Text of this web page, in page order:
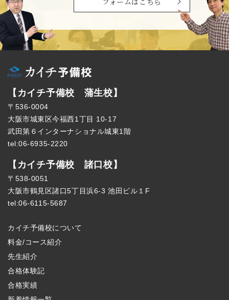
【カイチ予備校 蒲生校】
〒536-0004
大阪市城東区今福西1丁目 10-17
武田第６インターナショナル城東1階
tel:06-6935-2220
【カイチ予備校 諸口校】
〒538-0051
大阪市鶴見区諸口5丁目浜6-3 池田ビル１F
tel:06-6115-5687
カイチ予備校について
料金/コース紹介
先生紹介
合格体験記
合格実績